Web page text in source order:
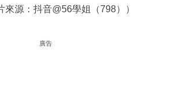
來源：抖音@56學姐（798））
廣告